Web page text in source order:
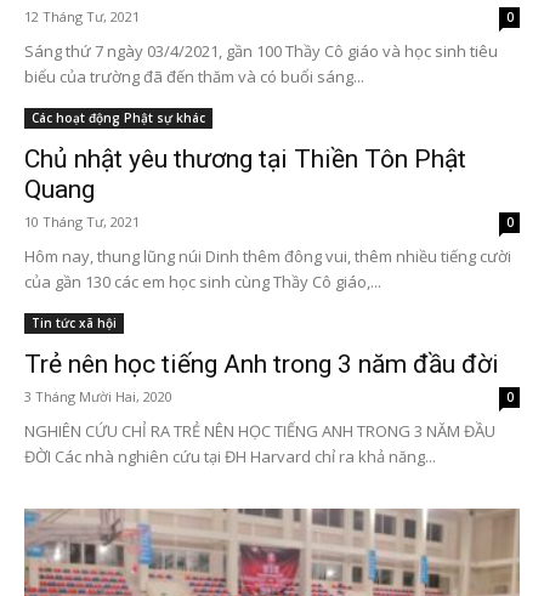
12 Tháng Tư, 2021 0
Sáng thứ 7 ngày 03/4/2021, gần 100 Thầy Cô giáo và học sinh tiêu
biểu của trường đã đến thăm và có buổi sáng...
Các hoạt động Phật sự khác
Chủ nhật yêu thương tại Thiền Tôn Phật
Quang
10 Tháng Tư, 2021 0
Hôm nay, thung lũng núi Dinh thêm đông vui, thêm nhiều tiếng cười
của gần 130 các em học sinh cùng Thầy Cô giáo,...
Tin tức xã hội
Trẻ nên học tiếng Anh trong 3 năm đầu đời
3 Tháng Mười Hai, 2020 0
NGHIÊN CỨU CHỈ RA TRẺ NÊN HỌC TIẾNG ANH TRONG 3 NĂM ĐẦU
ĐỜI Các nhà nghiên cứu tại ĐH Harvard chỉ ra khả năng...